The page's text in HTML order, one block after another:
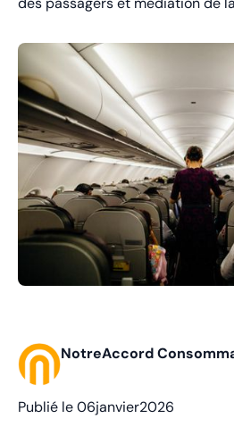
NotreAccord
Publié le06janvier2026